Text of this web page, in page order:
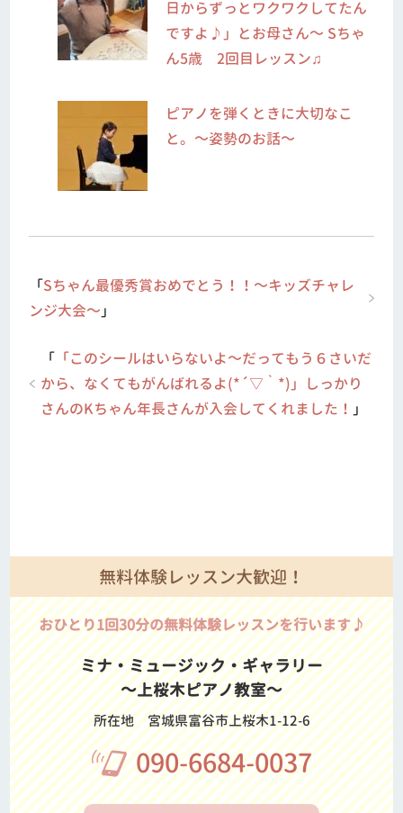
日からずっとワクワクしてたん
ですよ♪」とお母さん～ Sちゃ
ん5歳 2回目レッスン♫
ピアノを弾くときに大切なこ
と。～姿勢のお話～
「Sちゃん最優秀賞おめでとう！！～キッズチャレ
ンジ大会～ 」
「 「このシールはいらないよ～だってもう６さいだ
から、なくてもがんばれるよ(*´▽｀*)」しっかり
さんのKちゃん年長さんが入会してくれました！ 」
無料体験レッスン大歓迎！
おひとり1回30分の無料体験レッスンを行います♪
ミナ・ミュージック・ギャラリー
～上桜木ピアノ教室～
所在地 宮城県富谷市上桜木1-12-6
090-6684-0037